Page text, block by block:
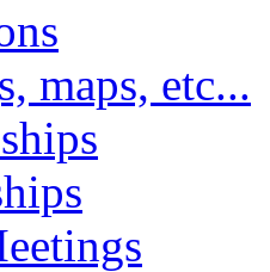
maps, etc...